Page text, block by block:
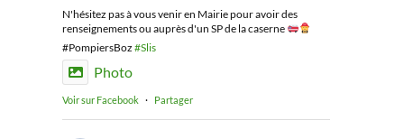
N'hésitez pas à vous venir en Mairie pour avoir des
renseignements ou auprès d'un SP de la caserne
#PompiersBoz #Slis
Photo
Voir sur Facebook · Partager